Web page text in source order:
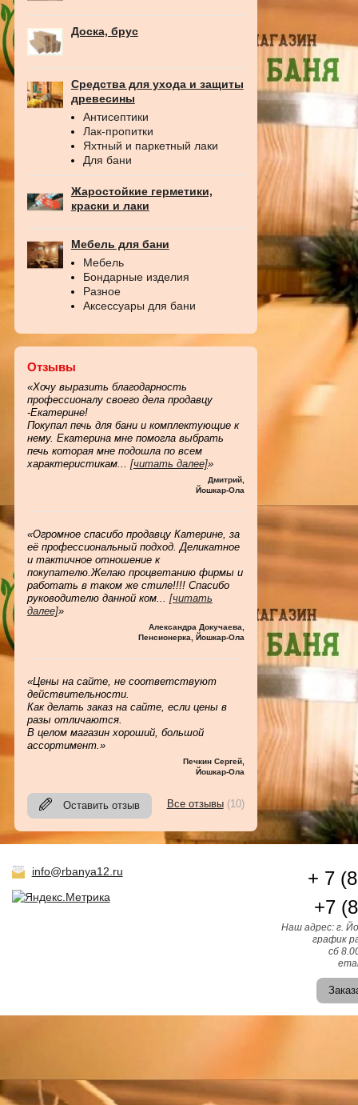
Доска, брус
Средства для ухода и защиты
древесины
Антисептики
Лак-пропитки
Яхтный и паркетный лаки
Для бани
Жаростойкие герметики,
краски и лаки
Мебель для бани
Мебель
Бондарные изделия
Разное
Аксессуары для бани
Отзывы
«Хочу выразить благодарность
профессионалу своего дела продавцу
-Екатерине!
Покупал печь для бани и комплектующие к
нему. Екатерина мне помогла выбрать
печь которая мне подошла по всем
характеристикам... [читать далее]»
Дмитрий,
Йошкар-Ола
«Огромное спасибо продавцу Катерине, за
её профессиональный подход. Деликатное
и тактичное отношение к
покупателю.Желаю процветанию фирмы и
работать в таком же стиле!!!! Спасибо
руководителю данной ком... [читать
далее]»
Александра Докучаева
Пенсионерка, Йошкар-Ола
«Цены на сайте, не соответствуют
действительности.
Как делать заказ на сайте, если цены в
разы отличаются.
В целом магазин хороший, большой
ассортимент.»
Печкин Сергей,
Йошкар-Ола
Оставить отзыв Все отзывы(10)
info@rbanya12.ru
+ 7
+7
Наш адрес: г.
график
сб